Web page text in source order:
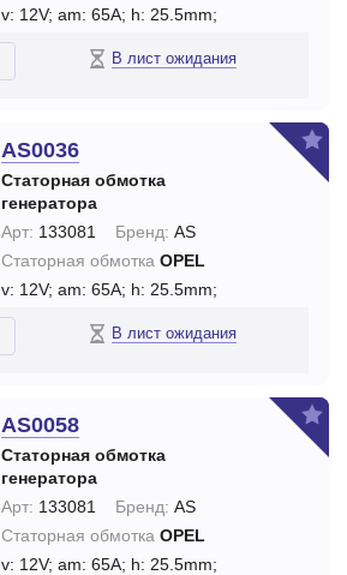
v: 12V; am: 65A; h: 25.5mm;
В лист ожидания
AS0036
Статорная обмотка
генератора
Арт: 133081 Бренд: AS
Статорная обмотка OPEL
v: 12V; am: 65A; h: 25.5mm;
В лист ожидания
AS0058
Статорная обмотка
генератора
Арт: 133081 Бренд: AS
Статорная обмотка OPEL
v: 12V; am: 65A; h: 25.5mm;